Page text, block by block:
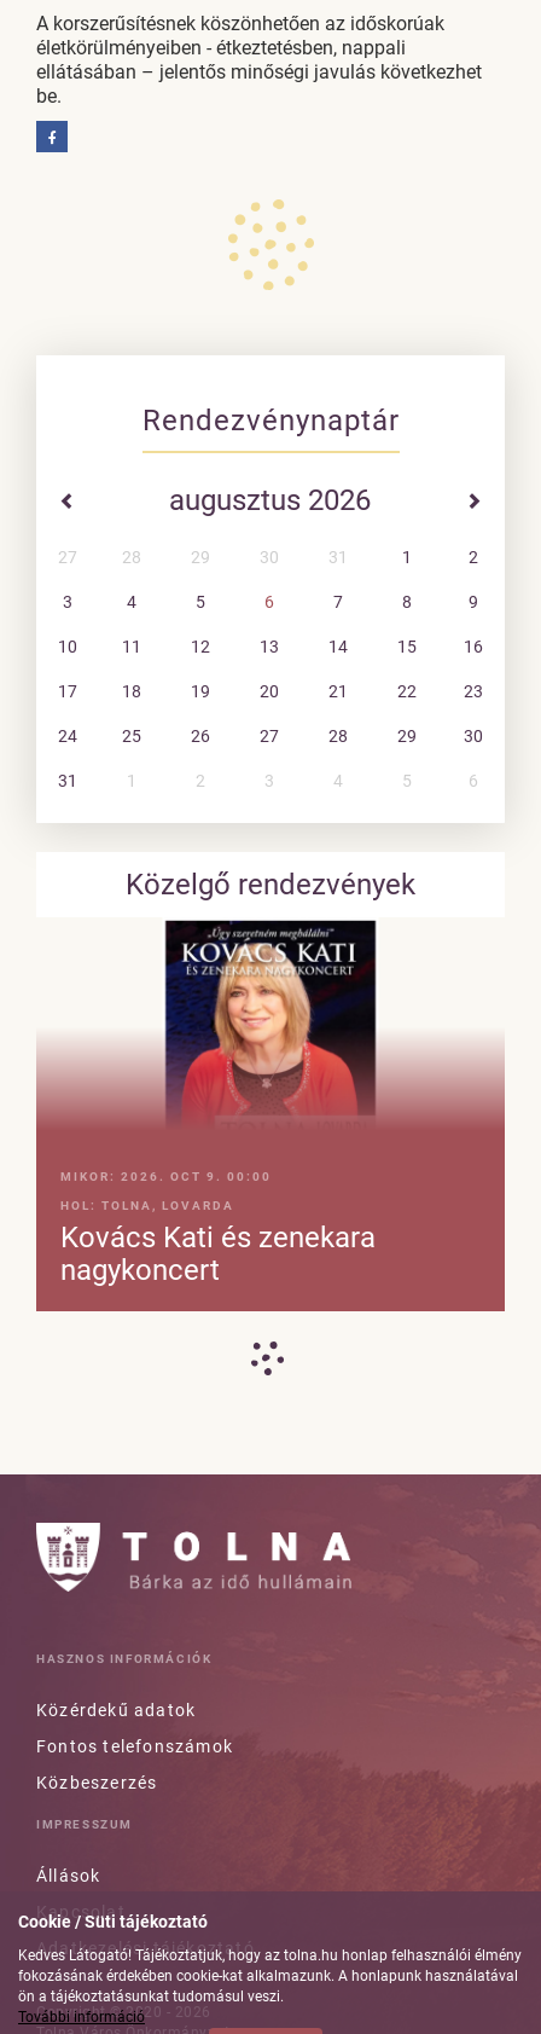
Cookie / Süti tájékoztató
Kedves Látogató! Tájékoztatjuk, hogy az tolna.hu honlap felhasználói élmény
fokozásának érdekében cookie-kat alkalmazunk. A honlapunk használatával
ön a tájékoztatásunkat tudomásul veszi.
További információ
A korszerűsítésnek köszönhetően az időskorúak
életkörülményeiben - étkeztetésben, nappali
ellátásában – jelentős minőségi javulás következhet
be.
Rendezvénynaptár
augusztus 2026
27 28 29 30 31 1 2
3 4 5 6 7 8 9
10 11 12 13 14 15 16
17 18 19 20 21 22 23
24 25 26 27 28 29 30
31 1 2 3 4 5 6
Közelgő rendezvények
MIKOR: 2026. OCT 9. 00:00
HOL: TOLNA, LOVARDA
Kovács Kati és zenekara
nagykoncert
HASZNOS INFORMÁCIÓK
Közérdekű adatok
Fontos telefonszámok
Közbeszerzés
IMPRESSZUM
Állások
Kapcsolat
Adatkezelési tájékoztató
Copyright © 2020 - 2026